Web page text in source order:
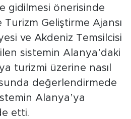
gidilmesi önerisinde
Turizm Geliştirme Ajansı
ve Akdeniz Temsilcisi
sistemin Alanya’daki
turizmi üzerine nasıl
değerlendirmede
Alanya’ya
etti.